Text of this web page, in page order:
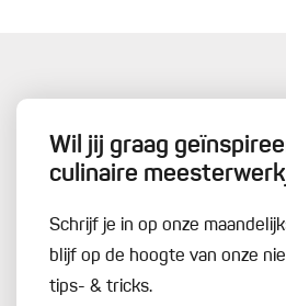
Wil jij graag
culinaire
Schrijf je in op onze
blijf op de hoogte van onze
tips- & tricks.